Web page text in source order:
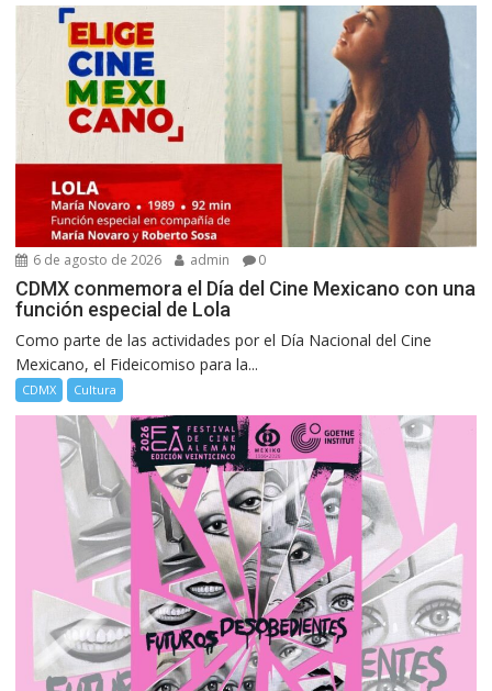
6 de agosto de 2026 admin 0
CDMX conmemora el Día del Cine Mexicano con una
función especial de Lola
Como parte de las actividades por el Día Nacional del Cine
Mexicano, el Fideicomiso para la...
CDMX Cultura